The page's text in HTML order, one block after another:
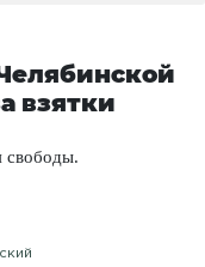
взятки
свободы.